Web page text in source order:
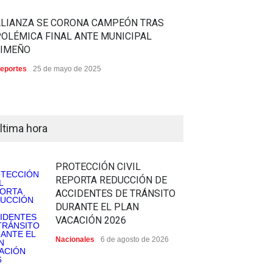
SE CORONA CAMPEÓN TRAS
FINAL ANTE MUNICIPAL
25 de mayo de 2025
hora
PROTECCIÓN CIVIL
REPORTA REDUCCIÓN DE
ACCIDENTES DE TRÁNSITO
DURANTE EL PLAN
VACACIÓN 2026
Nacionales 6 de agosto de 2026